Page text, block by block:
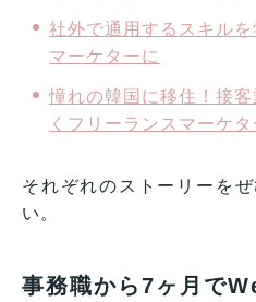
社外で通用するスキル
マーケターに
憧れの韓国に移住！接
くフリーランスマーケタ
それぞれのストーリーを
い。
事務職から7ヶ月で